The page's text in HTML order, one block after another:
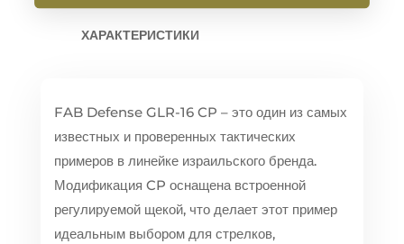
ХАРАКТЕРИСТИКИ
FAB Defense GLR-16 CP – это один из самых
известных и проверенных тактических
примеров в линейке израильского бренда.
Модификация CP оснащена встроенной
регулируемой щекой, что делает этот пример
идеальным выбором для стрелков,